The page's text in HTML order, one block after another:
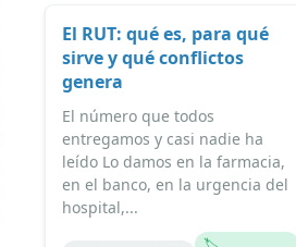
El RUT: qué es, para qué
sirve y qué conflictos
genera
El número que todos
entregamos y casi nadie ha
leído Lo damos en la farmacia,
en el banco, en la urgencia del
hospital,...